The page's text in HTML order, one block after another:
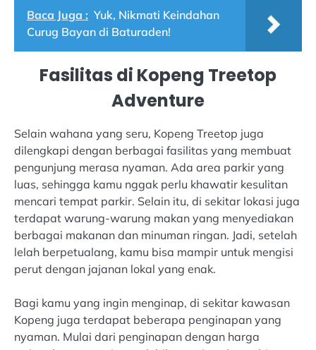
Baca Juga : Yuk, Nikmati Keindahan
Curug Bayan di Baturaden!
Fasilitas di Kopeng Treetop
Adventure
Selain wahana yang seru, Kopeng Treetop juga
dilengkapi dengan berbagai fasilitas yang membuat
pengunjung merasa nyaman. Ada area parkir yang
luas, sehingga kamu nggak perlu khawatir kesulitan
mencari tempat parkir. Selain itu, di sekitar lokasi juga
terdapat warung-warung makan yang menyediakan
berbagai makanan dan minuman ringan. Jadi, setelah
lelah berpetualang, kamu bisa mampir untuk mengisi
perut dengan jajanan lokal yang enak.
Bagi kamu yang ingin menginap, di sekitar kawasan
Kopeng juga terdapat beberapa penginapan yang
nyaman. Mulai dari penginapan dengan harga